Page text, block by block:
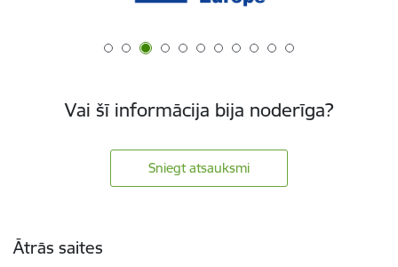
Vai šī informācija bija noderīga?
Sniegt atsauksmi
Ātrās saites